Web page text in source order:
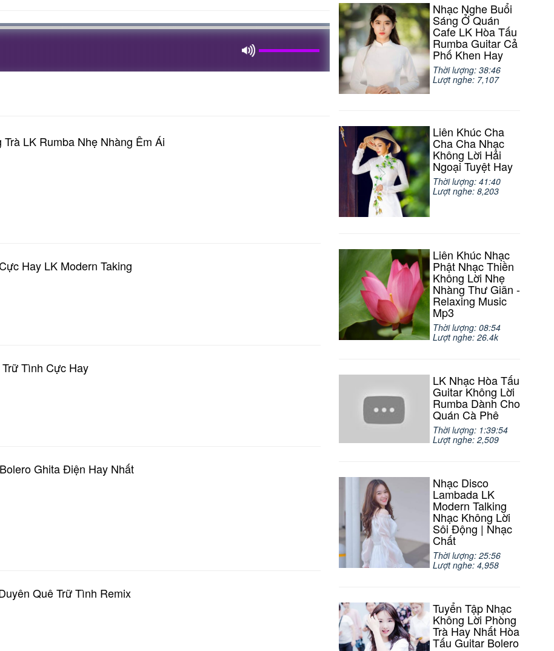
LK Rumba Nhẹ Nhàng Êm Ái
Hay LK Modern Taking
Tình Cực Hay
Ghita Điện Hay Nhất
Quê Trữ Tình Remix
Nhạc Nghe Buổi
Sáng Ở Quán
Cafe LK Hòa Tấu
Rumba Guitar Cả
Phố Khen Hay
Thời lượng: 38:46
Lượt nghe: 7,107
Liên Khúc Cha
Cha Cha Nhạc
Không Lời Hải
Ngoại Tuyệt Hay
Thời lượng: 41:40
Lượt nghe: 8,203
Liên Khúc Nhạc
Phật Nhạc Thiền
Không Lời Nhẹ
Nhàng Thư Giãn -
Relaxing Music
Mp3
Thời lượng: 08:54
Lượt nghe: 26.4k
LK Nhạc Hòa Tấu
Guitar Không Lời
Rumba Dành Cho
Quán Cà Phê
Thời lượng: 1:39:54
Lượt nghe: 2,509
Nhạc Disco
Lambada LK
Modern Talking
Nhạc Không Lời
Sôi Động | Nhạc
Chất
Thời lượng: 25:56
Lượt nghe: 4,958
Tuyển Tập Nhạc
Không Lời Phòng
Trà Hay Nhất Hòa
Tấu Guitar Bolero